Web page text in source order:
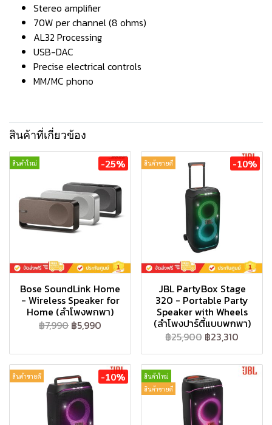
Stereo amplifier
70W per channel (8 ohms)
AL32 Processing
USB-DAC
Precise electrical controls
MM/MC phono
สินค้าที่เกี่ยวข้อง
สินค้าใหม่ -25%
Bose SoundLink Home
- Wireless Speaker for
Home (ลำโพงพกพา)
฿7,990 ฿5,990
สินค้าขายดี -10%
JBL PartyBox Stage
320 - Portable Party
Speaker with Wheels
(ลำโพงปาร์ตี้แบบพกพา)
฿25,900 ฿23,310
สินค้าขายดี -10%
สินค้าใหม่
สินค้าขายดี